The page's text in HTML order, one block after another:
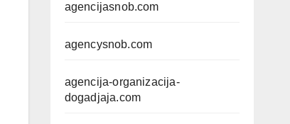
agencijasnob.com
agencysnob.com
agencija-organizacija-
dogadjaja.com